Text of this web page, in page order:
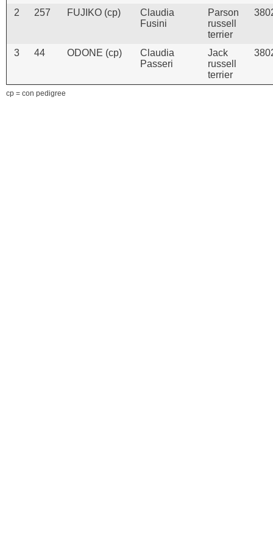
2 257 FUJIKO (cp)
Claudia
Fusini
Parson
russell
terrier
3 44 ODONE (cp)
Claudia
Passeri
Jack
russell
terrier
cp = con pedigree